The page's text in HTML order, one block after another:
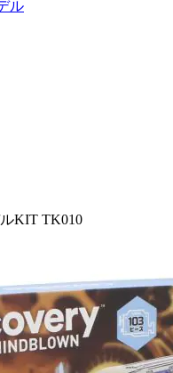
ル
KIT TK010